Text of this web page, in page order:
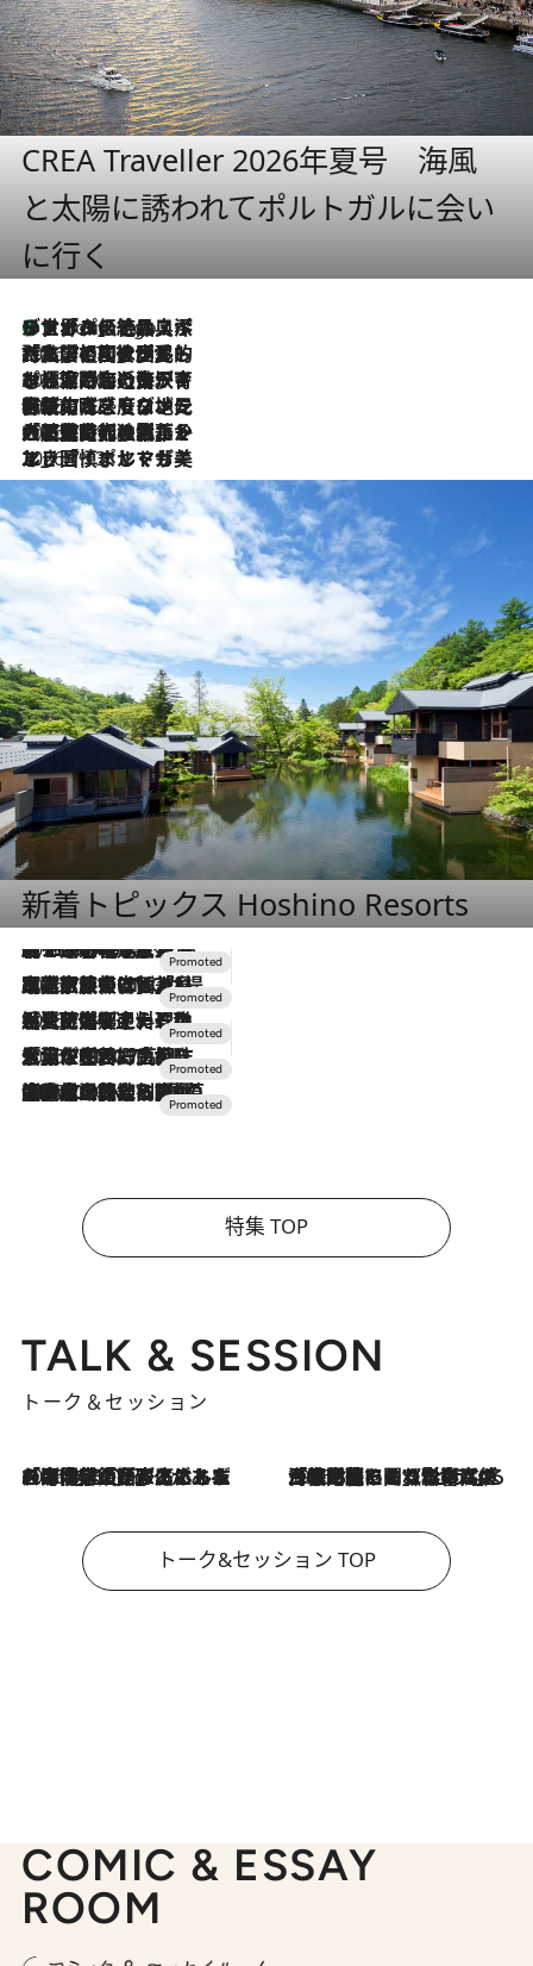
CREA Traveller 2026年夏号 海風
と太陽に誘われてポルトガルに会い
に行く
2 Hours Ago
リスボンの絶品スイーツ「パステル・デ・ナタ」とは？ポルトガル伝統の奥深い世界へ
2026.7.27
「私の祖国はポルトガル語です」国民的詩人フェルナンド・ペソアと、彼が愛した文学の街を歩く
2026.7.26
ポルトガル近海が育む極上の海の幸。キリリと冷えた白ワインと愉しむ、シーフード専門店の贅沢
2026.7.22
伝統の味をモダンに昇華。高感度な地元客が集う、リスボンの最旬ガストロノミー
2026.7.21
大航海時代の栄華から、震災、独裁、そして革命へ。ポルトガル・首都リスボンの石畳に刻まれた「歴史の光と影」
2026.7.13
エッセイ・ヤマザキマリ「慎ましくも美しき国 ポルトガル」
新着トピックス Hoshino Resorts
2026.8.7
【トンボの足水浴】ヒノキの香りに包まれて涼感マックス！約13℃の湧水かけ流しを避暑地「星野温泉 トンボの湯」で体験
2026.7.31
【ホテル帰省】という選択肢をOMOが提案。家族とほどよい距離を保つには「昼は実家、夜は気兼ねなくホテルで！」
2026.7.24
【夏限定ディナーコース】旬を迎える稚鮎や花ズッキーニなどをイタリア・トスカーナの郷土料理の手法で満喫！
2026.7.17
「土佐和ハーブかき氷」がOMO7高知に登場！生姜、山椒、大葉など目にも舌にも涼を呼ぶ郷土の味
2026.7.10
NEW OPEN！【界 草津】名湯の地に誕生。趣の異なる2種の温泉と上州ならではの会席・蕎麦割烹など美食を味わう究極の癒やし旅
特集 TOP
TALK & SESSION
トーク＆セッション
2026.8.3
「今後値上げがあるとすれば…」「リスクがあるのは今年の冬」エネルギー専門家が語る、ホルムズ海峡封鎖が家庭にもたらす“ある心配” 2026.8.3
「住宅建てられない…」「サーチャージ料の高値が続いている」ホルムズ海峡封鎖による影響はいつまで続く？《エネルギー専門家に聞く“どうなる日本の暮らし”》
トーク&セッション TOP
COMIC & ESSAY
ROOM